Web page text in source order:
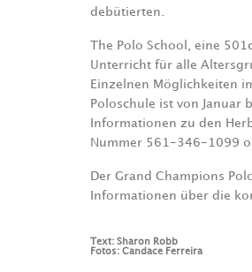
debütierten.
The Polo School, eine
Unterricht für alle
Einzelnen Möglichkeiten
Poloschule ist von Januar
Informationen zu den
Nummer 561-346-1099
Der Grand Champions
Informationen über die
Text: Sharon Robb
Fotos: Candace Ferreira